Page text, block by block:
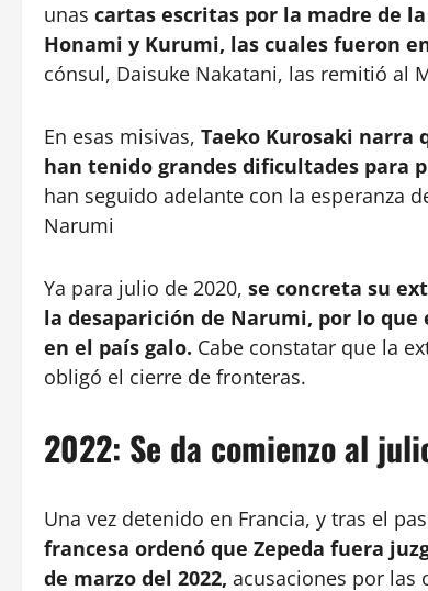
unas cartas escritas por la madre de
Honami y Kurumi, las cuales fueron
cónsul, Daisuke Nakatani, las remitió al
En esas misivas, Taeko Kurosaki narra
han tenido grandes dificultades para
han seguido adelante con la esperanza
Narumi
Ya para julio de 2020, se concreta su
la desaparición de Narumi, por lo
en el país galo. Cabe constatar que la
obligó el cierre de fronteras.
2022: Se da comienzo al
Una vez detenido en Francia, y tras el
francesa ordenó que Zepeda fuera
de marzo del 2022, acusaciones por las